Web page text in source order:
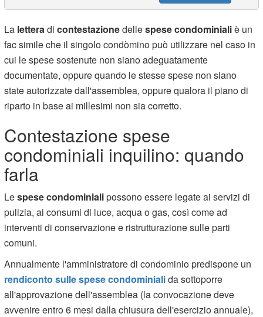
La lettera dicontestazionedellespese condominialiè un
fac simile che il singolo condòmino può utilizzare nel caso in
cui le spese sostenute non siano adeguatamente
documentate, oppure quando le stesse spese non siano
state autorizzate dall'assemblea, oppure qualora il piano di
riparto in base ai millesimi non sia corretto.
Contestazione spese
condominiali inquilino: quando
farla
Lespese condominialipossono essere legate ai servizi di
pulizia, ai consumi di luce, acqua o gas, così come ad
interventi di conservazione e ristrutturazione sulle parti
comuni.
Annualmente l'amministratore di condominio predispone un
rendiconto sulle spese condominialida sottoporre
all'approvazione dell'assemblea (la convocazione deve
avvenire entro 6 mesi dalla chiusura dell'esercizio annuale),